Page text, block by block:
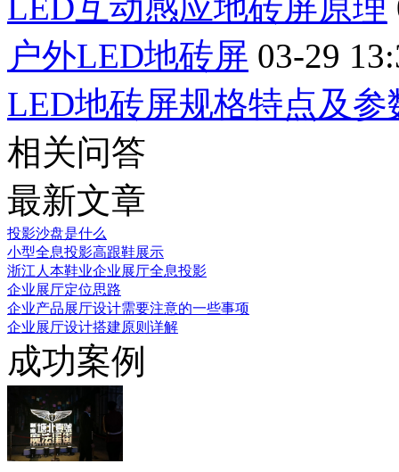
户外LED地砖屏 03-29
LED地砖屏规格特点及参
相关问答
最新文章
投影沙盘是什么
小型全息投影高跟鞋展示
浙江人本鞋业企业展厅全息投影
企业展厅定位思路
企业产品展厅设计需要注意的一些事项
企业展厅设计搭建原则详解
成功案例